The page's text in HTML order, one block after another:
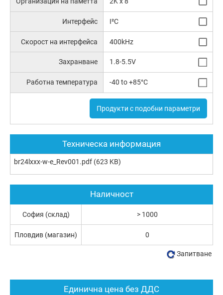
Интерфейс I²C
Скорост на интерфейса 400kHz
Захранване 1.8-5.5V
Работна температура -40 to +85°C
Продукти с подобни параметри
Техническа информация
br24lxxx-w-e_Rev001.pdf (623 KB)
Единична цена без ДДС
Наличност
София (склад) > 1000
Пловдив (магазин) 0
Запитване